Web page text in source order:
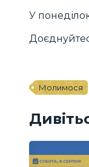
У
Молимося